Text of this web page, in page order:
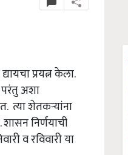
प्रयत्न केला.
अशा
त्या शेतकऱ्यांना
निर्णयाची
व रविवारी या